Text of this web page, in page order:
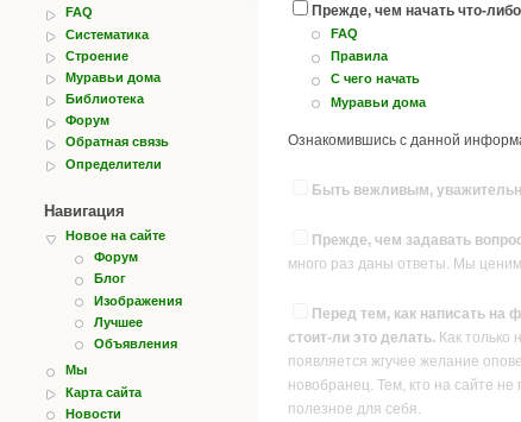
FAQ
Систематика
Строение
Муравьи дома
Библиотека
Форум
Обратная связь
Определители
Навигация
Новое на сайте
Форум
Блог
Изображения
Лучшее
Объявления
Мы
Карта сайта
Новости
Прежде, чем начать что-
FAQ
Правила
С чего начать
Муравьи дома
Ознакомившись с данной
Быть вежливым,
Прежде, чем задавать
много раз даны ответы. Мы
Перед тем, как написать на
стоит-ли это делать. Как только
появляется жгучее желание
новобранец. Тем, кто на сайте
полезное для себя.